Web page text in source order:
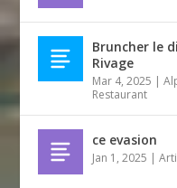
Bruncher le
Rivage
Mar 4, 2025 |
Restaurant
ce evasion
Jan 1, 2025 |